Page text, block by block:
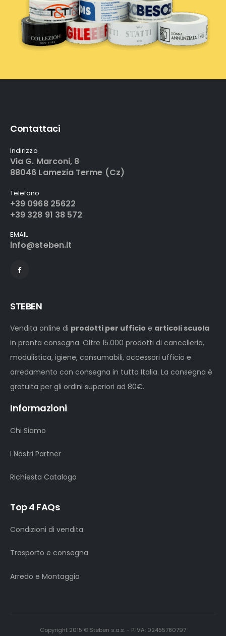
Contattaci
Indirizzo
Via G. Marconi, 8
88046 Lamezia Terme (Cz)
Telefono
+39 0968 25622
+39 328 91 38 572
EMAIL
info@steben.it
STEBEN
Vendita online di prodotti per ufficio e articoli scuola
in pronta consegna. Oltre 15.000 prodotti di cancelleria,
modulistica, igiene, consumabili, accessori ufficio e
arredamento con consegna in tutta Italia. La consegna è
gratuita per gli ordini superiori ad 80€.
Informazioni
Chi Siamo
I Nostri Partner
Richiesta Catalogo
Top 4 FAQs
Condizioni di vendita
Trasporto e consegna
Arredo e Montaggio
Copyright 2015 © Steben s.a.s. - P.IVA: 02455780797